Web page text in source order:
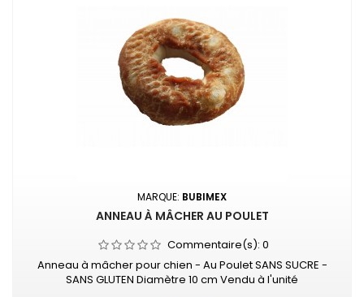
MARQUE: BUBIMEX
ANNEAU À MÂCHER AU POULET
Commentaire(s): 0
Anneau à mâcher pour chien - Au Poulet SANS SUCRE -
SANS GLUTEN Diamètre 10 cm Vendu à l'unité